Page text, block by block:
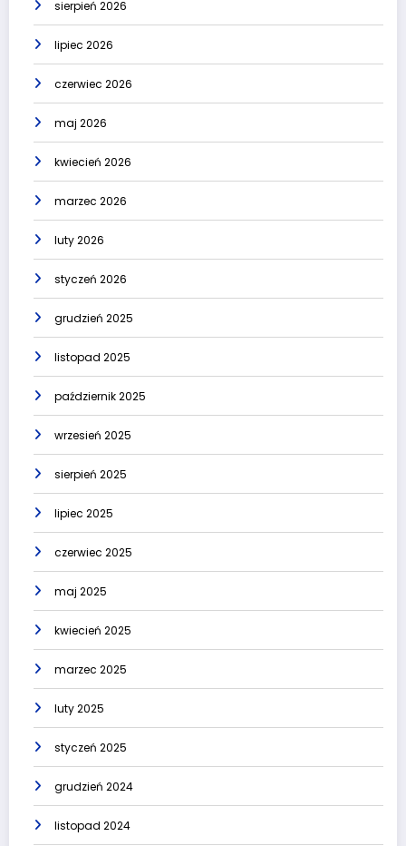
sierpień 2026
lipiec 2026
czerwiec 2026
maj 2026
kwiecień 2026
marzec 2026
luty 2026
styczeń 2026
grudzień 2025
listopad 2025
październik 2025
wrzesień 2025
sierpień 2025
lipiec 2025
czerwiec 2025
maj 2025
kwiecień 2025
marzec 2025
luty 2025
styczeń 2025
grudzień 2024
listopad 2024